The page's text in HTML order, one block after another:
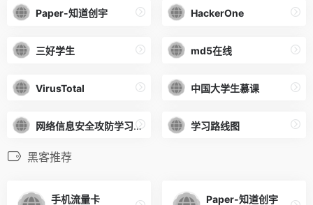
Paper-知道创宇 HackerOne
三好学生 md5在线
VirusTotal 中国大学生慕课
网络信息安全攻防学习平台 学习路线图
黑客推荐
手机流量卡 Paper-知道创宇